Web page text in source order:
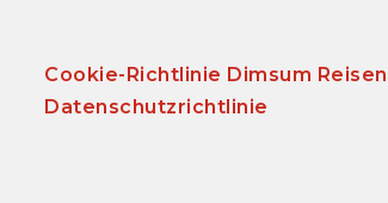
Cookie-Richtlinie Dimsum Reisen
Datenschutzrichtlinie